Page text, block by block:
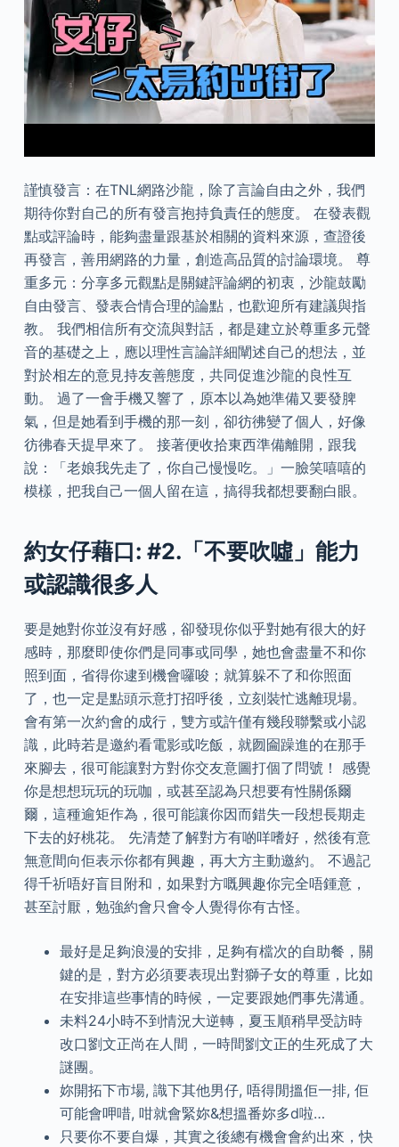
謹慎發言：在TNL網路沙龍，除了言論自由之外，我們
期待你對自己的所有發言抱持負責任的態度。 在發表觀
點或評論時，能夠盡量跟基於相關的資料來源，查證後
再發言，善用網路的力量，創造高品質的討論環境。 尊
重多元：分享多元觀點是關鍵評論網的初衷，沙龍鼓勵
自由發言、發表合情合理的論點，也歡迎所有建議與指
教。 我們相信所有交流與對話，都是建立於尊重多元聲
音的基礎之上，應以理性言論詳細闡述自己的想法，並
對於相左的意見持友善態度，共同促進沙龍的良性互
動。 過了一會手機又響了，原本以為她準備又要發脾
氣，但是她看到手機的那一刻，卻彷彿變了個人，好像
彷彿春天提早來了。 接著便收拾東西準備離開，跟我
說：「老娘我先走了，你自己慢慢吃。」一臉笑嘻嘻的
模樣，把我自己一個人留在這，搞得我都想要翻白眼。
約女仔藉口: #2.「不要吹噓」能力
或認識很多人
要是她對你並沒有好感，卻發現你似乎對她有很大的好
感時，那麼即使你們是同事或同學，她也會盡量不和你
照到面，省得你逮到機會囉唆；就算躲不了和你照面
了，也一定是點頭示意打招呼後，立刻裝忙逃離現場。
會有第一次約會的成行，雙方或許僅有幾段聯繫或小認
識，此時若是邀約看電影或吃飯，就囫圇躁進的在那手
來腳去，很可能讓對方對你交友意圖打個了問號！ 感覺
你是想想玩玩的玩咖，或甚至認為只想要有性關係爾
爾，這種逾矩作為，很可能讓你因而錯失一段想長期走
下去的好桃花。 先清楚了解對方有啲咩嗜好，然後有意
無意間向佢表示你都有興趣，再大方主動邀約。 不過記
得千祈唔好盲目附和，如果對方嘅興趣你完全唔鍾意，
甚至討厭，勉強約會只會令人覺得你有古怪。
最好是足夠浪漫的安排，足夠有檔次的自助餐，關
鍵的是，對方必須要表現出對獅子女的尊重，比如
在安排這些事情的時候，一定要跟她們事先溝通。
未料24小時不到情況大逆轉，夏玉順稍早受訪時
改口劉文正尚在人間，一時間劉文正的生死成了大
謎團。
妳開拓下市場, 識下其他男仔, 唔得閒搵佢一排, 佢
可能會呷唶, 咁就會緊妳&想搵番妳多d啦…
只要你不要自爆，其實之後總有機會會約出來，快